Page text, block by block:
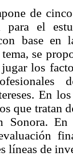
de
para el
base en
se
los
En
que tratan
Sonora.
líneas de